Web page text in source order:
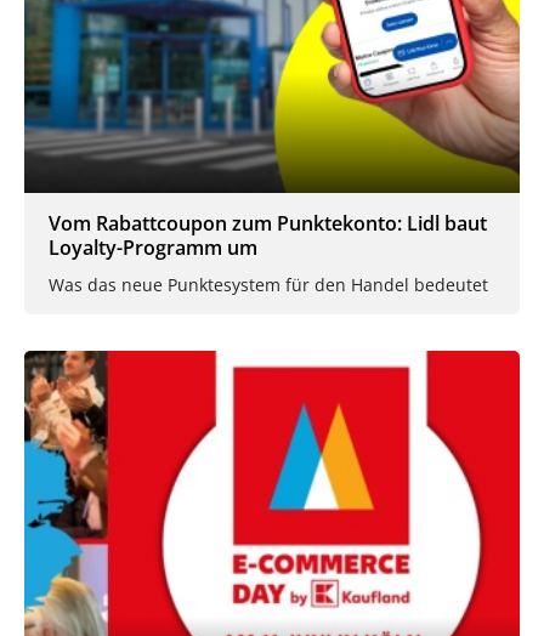
Vom Rabattcoupon zum Punktekonto: Lidl baut
Loyalty-Programm um
Was das neue Punktesystem für den Handel bedeutet